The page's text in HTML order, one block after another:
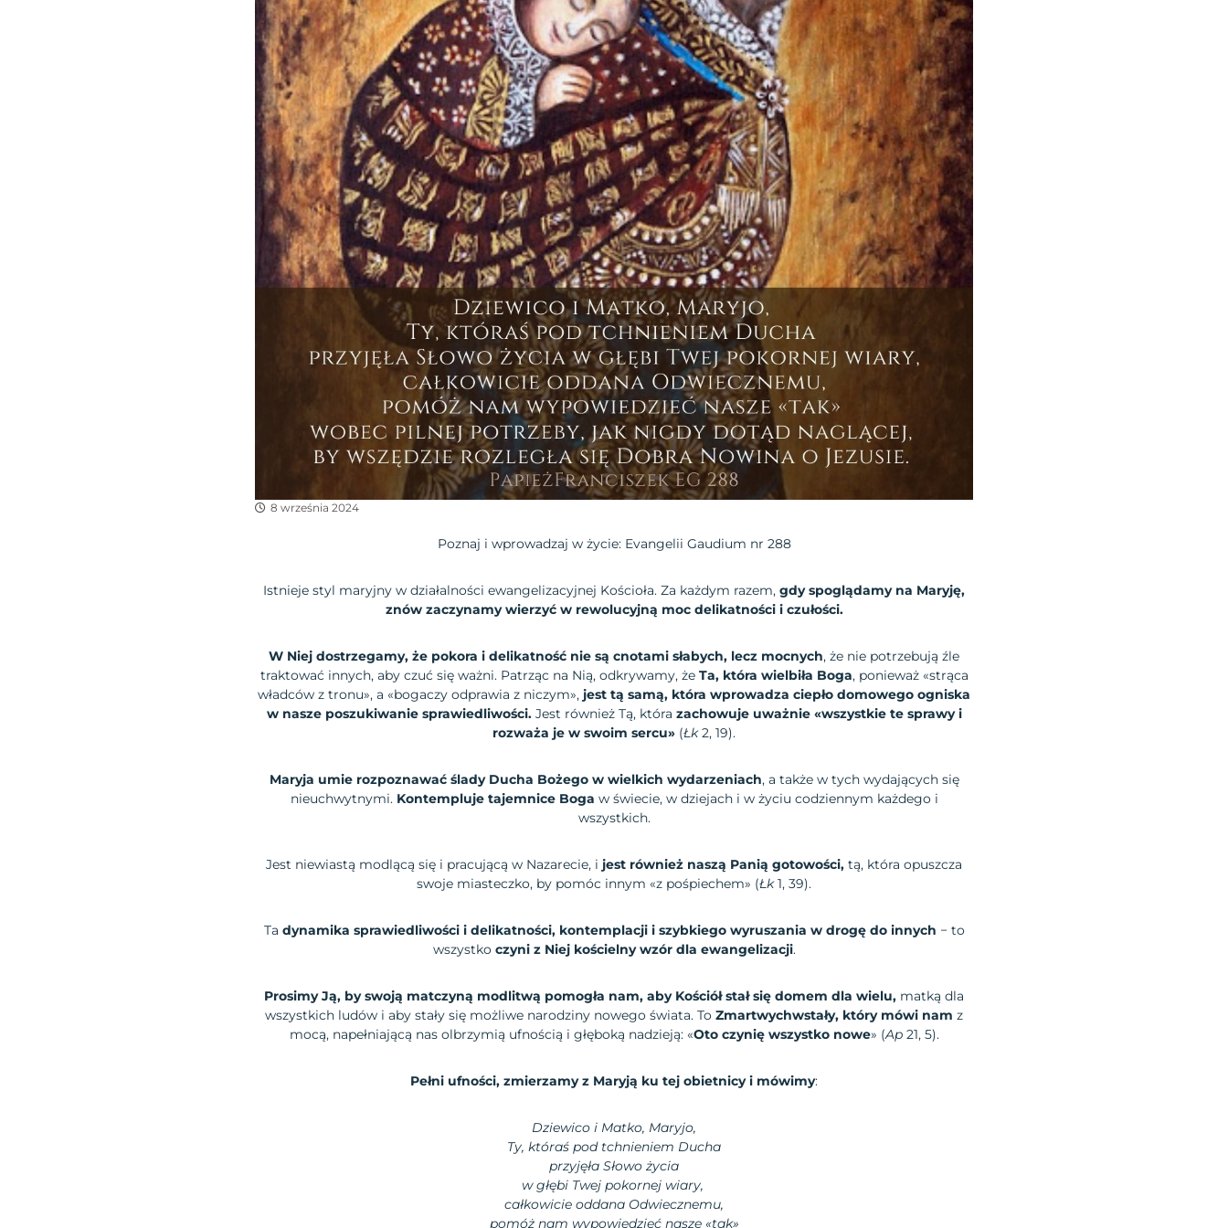
8 września 2024
Poznaj i wprowadzaj w życie: Evangelii Gaudium nr 288
Istnieje styl maryjny w działalności ewangelizacyjnej Kościoła. Za każdym razem, gdy spoglądamy na Maryję,
znów zaczynamy wierzyć w rewolucyjną moc delikatności i czułości.
W Niej dostrzegamy, że pokora i delikatność nie są cnotami słabych, lecz mocnych, że nie potrzebują źle
traktować innych, aby czuć się ważni. Patrząc na Nią, odkrywamy, że Ta, która wielbiła Boga, ponieważ «strąca
władców z tronu», a «bogaczy odprawia z niczym», jest tą samą, która wprowadza ciepło domowego ogniska
w nasze poszukiwanie sprawiedliwości.Jest również Tą, która zachowuje uważnie «wszystkie te sprawy i
rozważa je w swoim sercu» (Łk2, 19).
Maryja umie rozpoznawać ślady Ducha Bożego w wielkich wydarzeniach, a także w tych wydających się
nieuchwytnymi. Kontempluje tajemnice Boga w świecie, w dziejach i w życiu codziennym każdego i
wszystkich.
Jest niewiastą modlącą się i pracującą w Nazarecie, i jest również naszą Panią gotowości, tą, która opuszcza
swoje miasteczko, by pomóc innym «z pośpiechem» (Łk1, 39).
Ta dynamika sprawiedliwości i delikatności, kontemplacji i szybkiego wyruszania w drogę do innych − to
wszystko czyni z Niej kościelny wzór dla ewangelizacji.
Prosimy Ją, by swoją matczyną modlitwą pomogła nam, aby Kościół stał się domem dla wielu, matką dla
wszystkich ludów i aby stały się możliwe narodziny nowego świata. To Zmartwychwstały, który mówi nam z
mocą, napełniającą nas olbrzymią ufnością i głęboką nadzieją: «Oto czynię wszystko nowe» (Ap21, 5).
Pełni ufności, zmierzamy z Maryją ku tej obietnicy i mówimy:
Dziewico i Matko, Maryjo,
Ty, któraś pod tchnieniem Ducha
przyjęła Słowo życia
w głębi Twej pokornej wiary,
całkowicie oddana Odwiecznemu,
pomóż nam wypowiedzieć nasze «tak»